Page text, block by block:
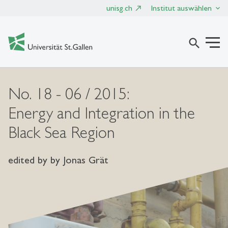
unisg.ch Institut auswählen
search
No. 18 - 06 / 2015:
Energy and Integration in the
Black Sea Region
edited by by Jonas Grät